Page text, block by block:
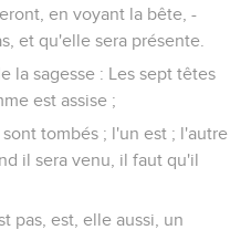
en voyant la bête, -
et qu'elle sera présente.
la sagesse : Les sept têtes
est assise ;
tombés ; l'un est ; l'autre
il sera venu, il faut qu'il
pas, est, elle aussi, un